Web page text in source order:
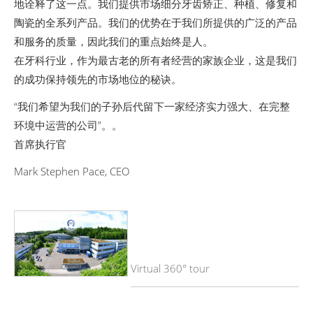
地诠释了这一点。我们提供市场细分牙齿矫正、种植、修复和
陶瓷的全系列产品。我们的优势在于我们所提供的广泛的产品
和服务的质量，因此我们的重点始终是人。
在牙科行业，作为最古老的所有者经营的家族企业，这是我们
的成功保持领先的市场地位的秘诀。
“我们希望为我们的子孙后代留下一家经济实力强大、在完整
环境中运营的公司”。。
首席执行官
Mark Stephen Pace, CEO
Virtual 360° tour